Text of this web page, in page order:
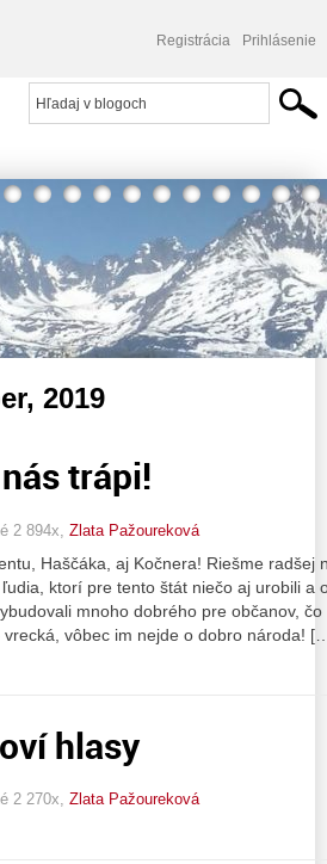
Registrácia Prihlásenie
2019
trápi!
2 894x, Zlata Pažoureková
Haščáka, aj Kočnera! Riešme radšej
ktorí pre tento štát niečo aj urobili a
mnoho dobrého pre občanov,
vrecká, vôbec im nejde o dobro národa!
hlasy
2 270x, Zlata Pažoureková